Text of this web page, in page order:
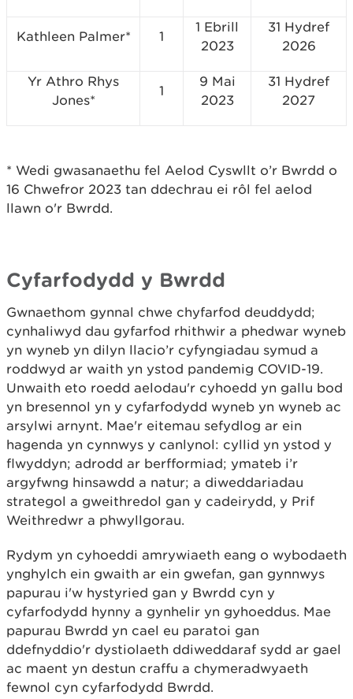
Kathleen Palmer* 1
1 Ebrill
2023
31 Hydref
2026
Yr Athro Rhys
Jones*
1
9 Mai
2023
31 Hydref
2027
* Wedi gwasanaethu fel Aelod Cyswllt o’r Bwrdd o
16 Chwefror 2023 tan ddechrau ei rôl fel aelod
llawn o'r Bwrdd.
Cyfarfodydd y Bwrdd
Gwnaethom gynnal chwe chyfarfod deuddydd;
cynhaliwyd dau gyfarfod rhithwir a phedwar wyneb
yn wyneb yn dilyn llacio’r cyfyngiadau symud a
roddwyd ar waith yn ystod pandemig COVID-19.
Unwaith eto roedd aelodau'r cyhoedd yn gallu bod
yn bresennol yn y cyfarfodydd wyneb yn wyneb ac
arsylwi arnynt. Mae'r eitemau sefydlog ar ein
hagenda yn cynnwys y canlynol: cyllid yn ystod y
flwyddyn; adrodd ar berfformiad; ymateb i’r
argyfwng hinsawdd a natur; a diweddariadau
strategol a gweithredol gan y cadeirydd, y Prif
Weithredwr a phwyllgorau.
Rydym yn cyhoeddi amrywiaeth eang o wybodaeth
ynghylch ein gwaith ar ein gwefan, gan gynnwys
papurau i'w hystyried gan y Bwrdd cyn y
cyfarfodydd hynny a gynhelir yn gyhoeddus. Mae
papurau Bwrdd yn cael eu paratoi gan
ddefnyddio'r dystiolaeth ddiweddaraf sydd ar gael
ac maent yn destun craffu a chymeradwyaeth
fewnol cyn cyfarfodydd Bwrdd.